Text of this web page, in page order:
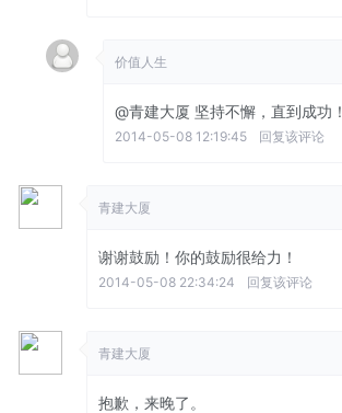
价值人生
@青建大厦 坚持不懈，直到成功！
2014-05-08 12:19:45 回复该评论
青建大厦
谢谢鼓励！你的鼓励很给力！
2014-05-08 22:34:24 回复该评论
青建大厦
抱歉，来晚了。